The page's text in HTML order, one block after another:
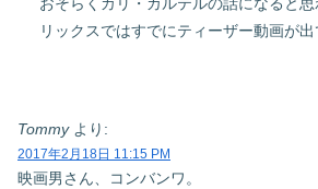
リックスではすでにティーザー動画が出
Tommy より:
2017年2月18日 11:15 PM
映画男さん、コンバンワ。